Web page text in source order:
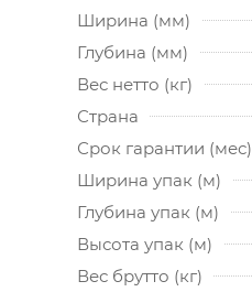
Ширина (мм)
Глубина (мм)
Вес нетто (кг)
Страна
Срок гарантии (мес)
Ширина упак (м)
Глубина упак (м)
Высота упак (м)
Вес брутто (кг)